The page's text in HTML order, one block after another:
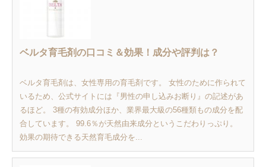
ベルタ育毛剤の口コミ＆効果！成分や評判は？
ベルタ育毛剤は、女性専用の育毛剤です。 女性のために作られて
いるため、公式サイトには『男性の申し込みお断り』の記述があ
るほど。 3種の有効成分ほか、業界最大級の56種類もの成分を配
合しています。 99.6％が天然由来成分というこだわりっぷり。
効果の期待できる天然育毛成分を...